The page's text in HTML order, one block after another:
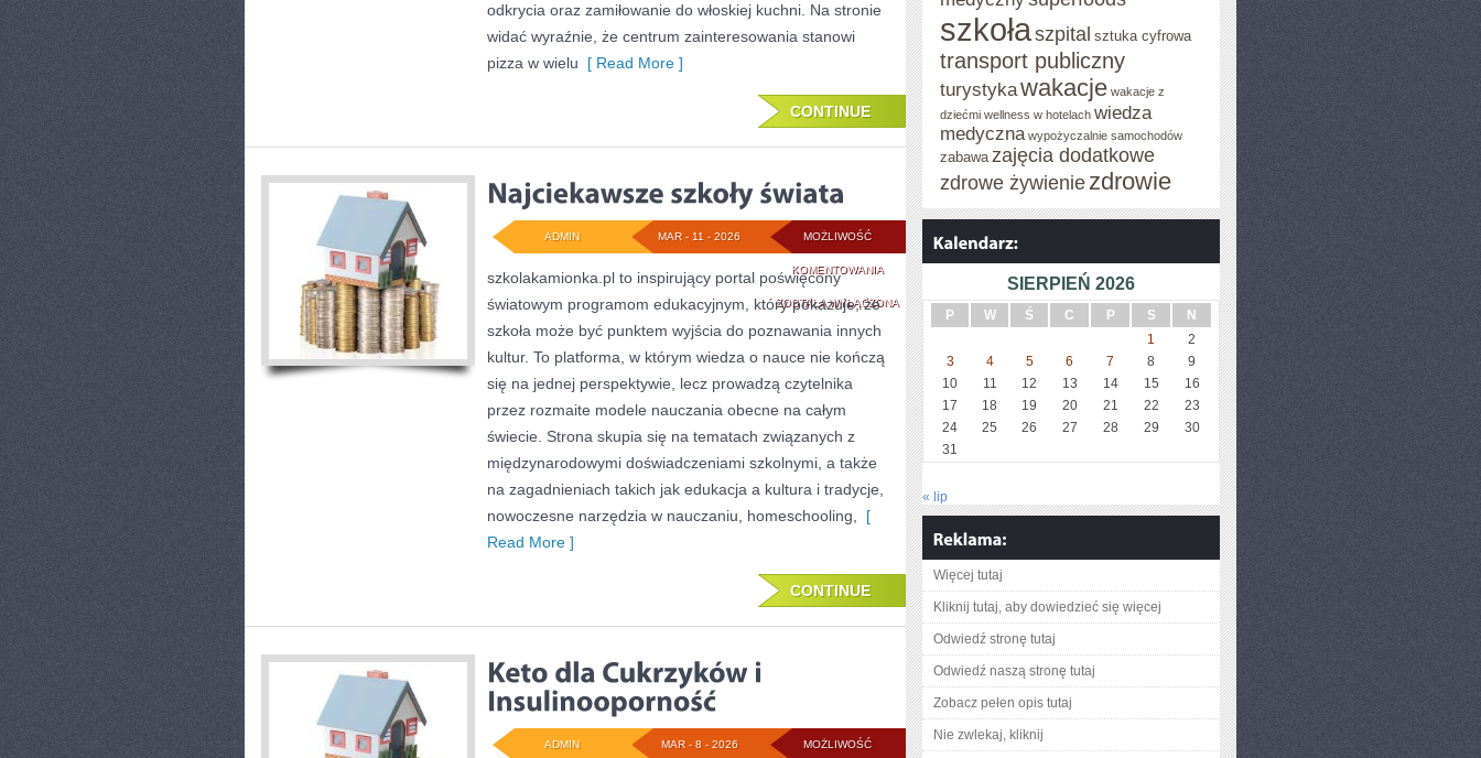
odkrycia oraz zamiłowanie do włoskiej kuchni. Na stronie
widać wyraźnie, że centrum zainteresowania stanowi
pizza w wielu [ Read More ]
CONTINUE
MOŻLIWOŚĆ
KOMENTOWANIANAJCIEKAWSZE
SZKOŁY
ŚWIATA
ZOSTAŁA WYŁĄCZONA
MAR - 11 - 2026
ADMIN
szkolakamionka.pl to inspirujący portal poświęcony
światowym programom edukacyjnym, który pokazuje, że
szkoła może być punktem wyjścia do poznawania innych
kultur. To platforma, w którym wiedza o nauce nie kończą
się na jednej perspektywie, lecz prowadzą czytelnika
przez rozmaite modele nauczania obecne na całym
świecie. Strona skupia się na tematach związanych z
międzynarodowymi doświadczeniami szkolnymi, a także
na zagadnieniach takich jak edukacja a kultura i tradycje,
nowoczesne narzędzia w nauczaniu, homeschooling,
[
Read More ]
CONTINUE
MOŻLIWOŚĆ
MAR - 8 - 2026
ADMIN
szkołaszpital sztuka cyfrowa
transport publiczny
turystykawakacje wakacje z
dziećmi wellness w hotelach wiedza
medyczna wypożyczalnie samochodów
zabawa zajęcia dodatkowe
zdrowe żywienie zdrowie
SIERPIEŃ 2026
P W Ś C P S
N
1
2
3
4 5 6 7 8
9
10
11 12 13 14 15
16
17
18 19 20 21 22
23
24
25 26 27 28 29
30
31
« lip
Więcej tutaj
Kliknij tutaj, aby dowiedzieć się więcej
Odwiedź stronę tutaj
Odwiedź naszą stronę tutaj
Zobacz pełen opis tutaj
Nie zwlekaj, kliknij